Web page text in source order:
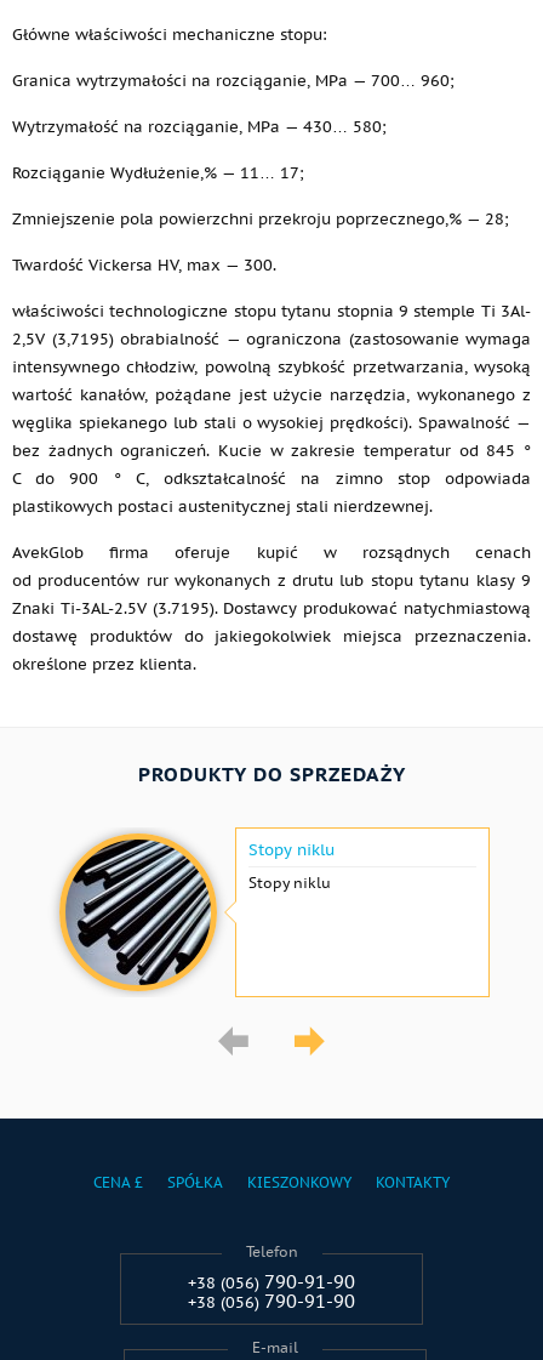
Główne właściwości mechaniczne stopu:
Granica wytrzymałości na rozciąganie, MPa — 700… 960;
Wytrzymałość na rozciąganie, MPa — 430… 580;
Rozciąganie Wydłużenie,% — 11… 17;
Zmniejszenie pola powierzchni przekroju poprzecznego,% — 28;
Twardość Vickersa HV, max — 300.
właściwości technologiczne stopu tytanu stopnia 9 stemple Ti 3Al-
2,5V (3,7195) obrabialność — ograniczona (zastosowanie wymaga
intensywnego chłodziw, powolną szybkość przetwarzania, wysoką
wartość kanałów, pożądane jest użycie narzędzia, wykonanego z
węglika spiekanego lub stali o wysokiej prędkości). Spawalność —
bez żadnych ograniczeń. Kucie w zakresie temperatur od 845 °
C do 900 ° C, odkształcalność na zimno stop odpowiada
plastikowych postaci austenitycznej stali nierdzewnej.
AvekGlob firma oferuje kupić w rozsądnych cenach
od producentów rur wykonanych z drutu lub stopu tytanu klasy 9
Znaki Ti-3AL-2.5V (3.7195). Dostawcy produkować natychmiastową
dostawę produktów do jakiegokolwiek miejsca przeznaczenia.
określone przez klienta.
PRODUKTY DO SPRZEDAŻY
Stopy niklu
Stopy niklu
CENA £ SPÓŁKA KIESZONKOWY KONTAKTY
Telefon
+38 (056) 790-91-90
+38 (056) 790-91-90
E-mail